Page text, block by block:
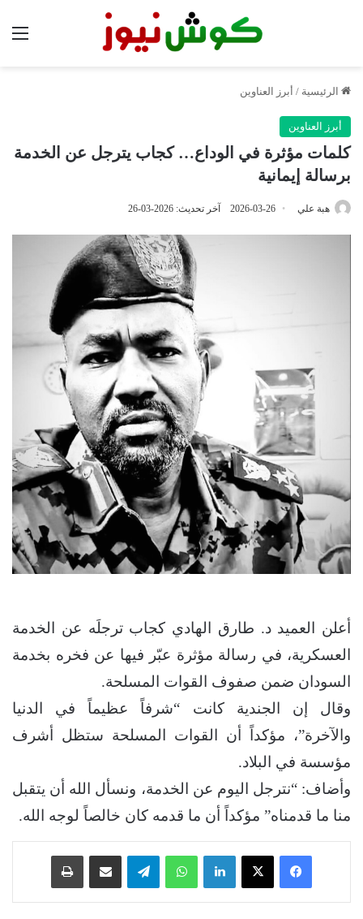
الرئيسية / أبرز العناوين
أبرز العناوين
كلمات مؤثرة في الوداع… كجاب يترجل عن الخدمة
برسالة إيمانية
هبة علي 2026-03-26 آخر تحديث: 2026-03-26
أعلن العميد د. طارق الهادي كجاب ترجلَه عن الخدمة
العسكرية، في رسالة مؤثرة عبّر فيها عن فخره بخدمة
السودان ضمن صفوف القوات المسلحة.
وقال إن الجندية كانت “شرفاً عظيماً في الدنيا
والآخرة”، مؤكداً أن القوات المسلحة ستظل أشرف
مؤسسة في البلاد.
وأضاف: “نترجل اليوم عن الخدمة، ونسأل الله أن يتقبل
منا ما قدمناه” مؤكداً أن ما قدمه كان خالصاً لوجه الله.
فيسبوك ‫X لينكدإن واتساب تيلقرام